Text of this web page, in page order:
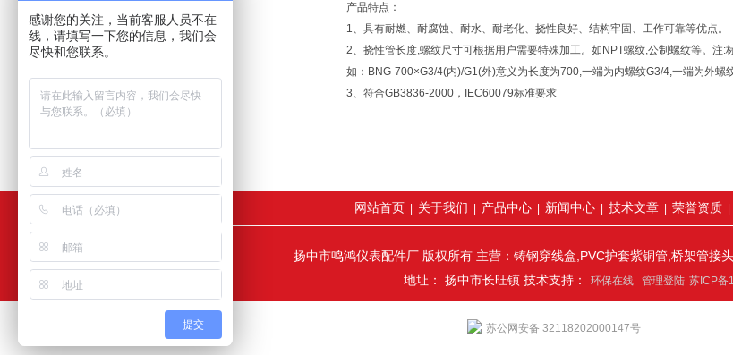
产品特点：
1、具有耐燃、耐腐蚀、耐水、耐老化、挠性良好、结构牢固、工作可靠等优点。
2、挠性管长度,螺纹尺寸可根据用户需要特殊加工。如NPT螺纹,公制螺纹等。注:
如：BNG-700×G3/4(内)/G1(外)意义为长度为700,一端为内螺纹G3/4,一端为外螺
3、符合GB3836-2000，IEC60079标准要求
网站首页 关于我们 产品中心| 新闻中心| 技术文章| 荣誉资质|
扬中市鸣鸿仪表配件厂 版权所有 主营：铸钢穿线盒,PVC护套紫铜管,桥架管接
地址： 扬中市长旺镇 技术支持： 环保在线 管理登陆 苏ICP备
苏公网安备 32118202000147号
感谢您的关注，当前客服人员不在
线，请填写一下您的信息，我们会
尽快和您联系。
提交